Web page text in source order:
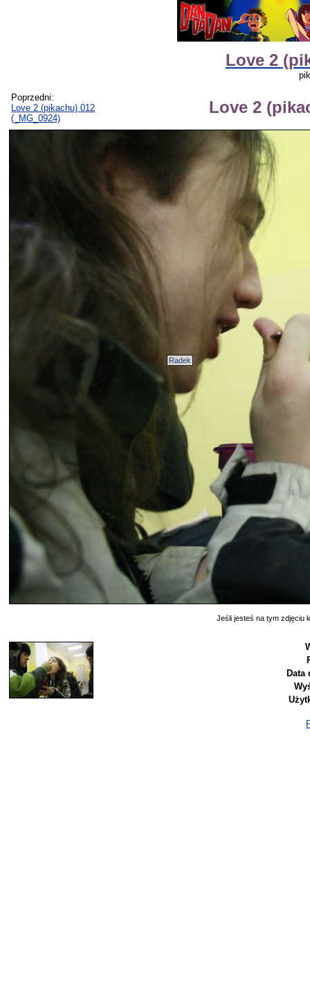
Love 2
Poprzedni:
Love 2 (pikachu) 012
(_MG_0924)
Love 2
Radek
Jeśli jesteś na tym zdjęciu
Data